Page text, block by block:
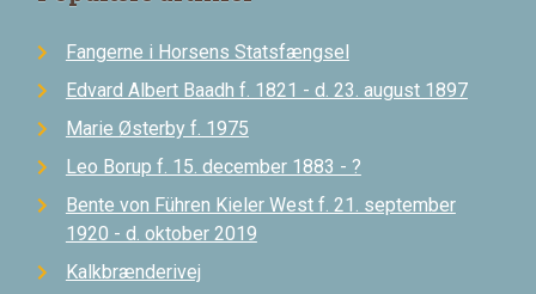
Fangerne i Horsens Statsfængsel
Edvard Albert Baadh f. 1821 - d. 23. august 1897
Marie Østerby f. 1975
Leo Borup f. 15. december 1883 - ?
Bente von Führen Kieler West f. 21. september
1920 - d. oktober 2019
Kalkbrænderivej